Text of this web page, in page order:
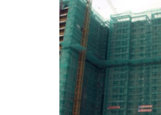
đầu tư là dự án
trong Điều chỉnh
triển điện
XEM